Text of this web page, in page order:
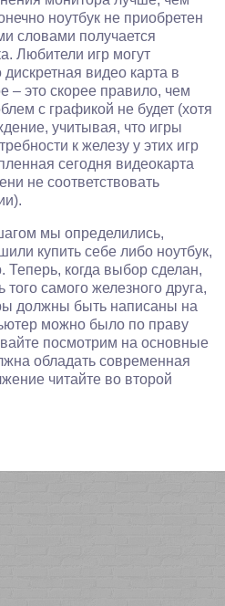
ноутбук не приобретен
словами получается
Любители игр могут
видео карта в
– это скорее правило, чем
с графикой не будет (хотя
учитывая, что игры
к железу у этих игр
сегодня видеокарта
не соответствовать
мы определились,
купить себе либо ноутбук,
когда выбор сделан,
того самого железного друга,
должны быть написаны на
можно было по праву
посмотрим на основные
обладать современная
читайте во второй